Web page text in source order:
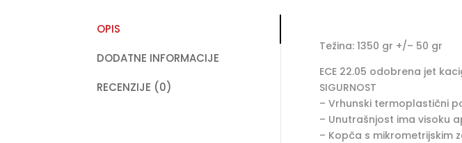
OPIS
DODATNE INFORMACIJE
RECENZIJE (0)
Težina: 1350 gr +/– 50 gr
ECE 22.05 odobrena jet
SIGURNOST
– Vrhunski termoplastični
– Unutrašnjost ima visoku
– Kopča s mikrometrijskim